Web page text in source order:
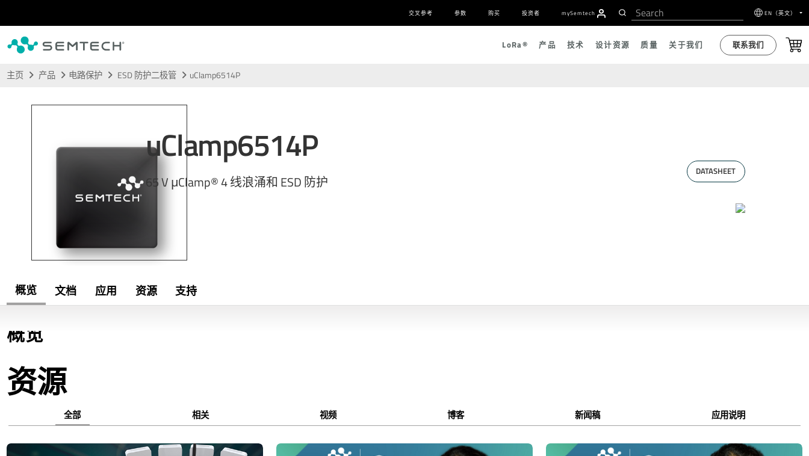
跳转至主要内容
交叉参考 参数 购买 投资者 mySemtech EN（英文）
LoRa® 产品 技术 设计资源 质量 关于我们 联系我们
主页 产品 电路保护 ESD 防护二极管 uClamp6514P
uClamp6514P
65 V μClamp® 4 线浪涌和 ESD 防护
DATASHEET
概览 文档 应用 资源 支持
概览
资源
全部 相关 视频 博客 新闻稿 应用说明